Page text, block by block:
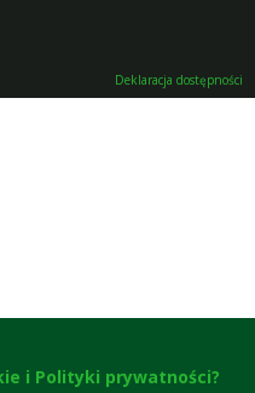
Deklaracja dostępności
i Polityki prywatności?